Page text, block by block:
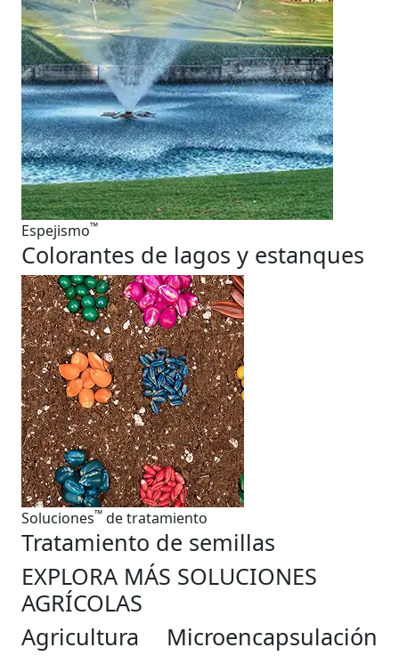
Espejismo™
Colorantes de lagos y estanques
Soluciones™ de tratamiento
Tratamiento de semillas
EXPLORA MÁS SOLUCIONES
AGRÍCOLAS
Agricultura
Microencapsulación